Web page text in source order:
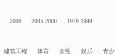
2006 2005-2000 1979-1999
建筑工程 体育 女性 娱乐 青少